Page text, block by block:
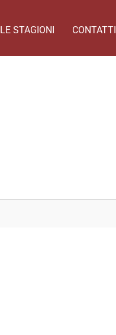
LE STAGIONI CONTATTI